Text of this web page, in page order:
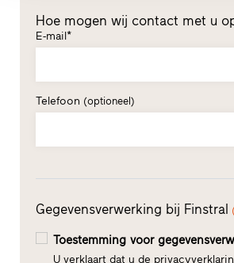
Hoe mogen wij contact met u
E-mail*
Telefoon (optioneel)
Gegevensverwerking bij Finstral
Toestemming voor
U verklaart dat u de